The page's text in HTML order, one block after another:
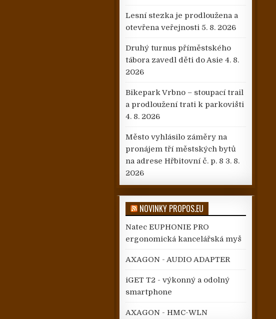
Lesní stezka je prodloužena a
otevřena veřejnosti 5. 8. 2026
Druhý turnus příměstského
tábora zavedl děti do Asie 4. 8.
2026
Bikepark Vrbno – stoupací trail
a prodloužení trati k parkovišti
4. 8. 2026
Město vyhlásilo záměry na
pronájem tří městských bytů
na adrese Hřbitovní č. p. 8 3. 8.
2026
NOVINKY PROPOS.EU
Natec EUPHONIE PRO
ergonomická kancelářská myš
AXAGON - AUDIO ADAPTER
iGET T2 - výkonný a odolný
smartphone
AXAGON - HMC-WLN